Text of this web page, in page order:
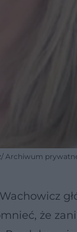
Archiwum
że